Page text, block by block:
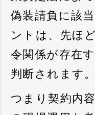
偽装請負に該
ントは、先ほ
令関係が存在
判断されます。
つまり契約内